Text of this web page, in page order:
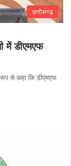
छत्तीसगढ़
में डीएमएफ
से कहा कि डीएमएफ